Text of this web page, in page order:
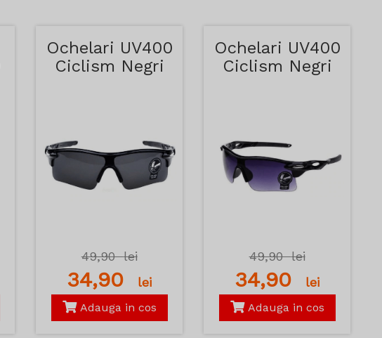
Ochelari UV400
Ciclism Negri
49,90lei
34,90 lei
Adauga in cos
Ochelari UV400
Ciclism Negri
49,90lei
34,90 lei
Adauga in cos